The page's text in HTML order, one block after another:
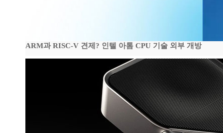
ARM과 RISC-V 견제? 인텔 아톰 CPU 기술 외부 개방